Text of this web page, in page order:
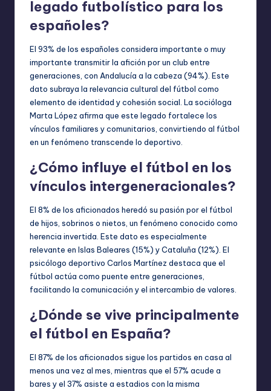
legado futbolístico para los
españoles?
El 93% de los españoles considera importante o muy
importante transmitir la afición por un club entre
generaciones, con Andalucía a la cabeza (94%). Este
dato subraya la relevancia cultural del fútbol como
elemento de identidad y cohesión social. La socióloga
Marta López afirma que este legado fortalece los
vínculos familiares y comunitarios, convirtiendo al fútbol
en un fenómeno transcende lo deportivo.
¿Cómo influye el fútbol en los
vínculos intergeneracionales?
El 8% de los aficionados heredó su pasión por el fútbol
de hijos, sobrinos o nietos, un fenómeno conocido como
herencia invertida. Este dato es especialmente
relevante en Islas Baleares (15%) y Cataluña (12%). El
psicólogo deportivo Carlos Martínez destaca que el
fútbol actúa como puente entre generaciones,
facilitando la comunicación y el intercambio de valores.
¿Dónde se vive principalmente
el fútbol en España?
El 87% de los aficionados sigue los partidos en casa al
menos una vez al mes, mientras que el 57% acude a
bares y el 37% asiste a estadios con la misma